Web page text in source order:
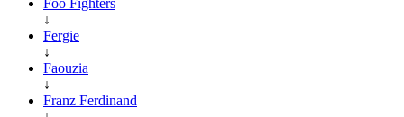
↓
Fergie
↓
Faouzia
↓
Franz Ferdinand